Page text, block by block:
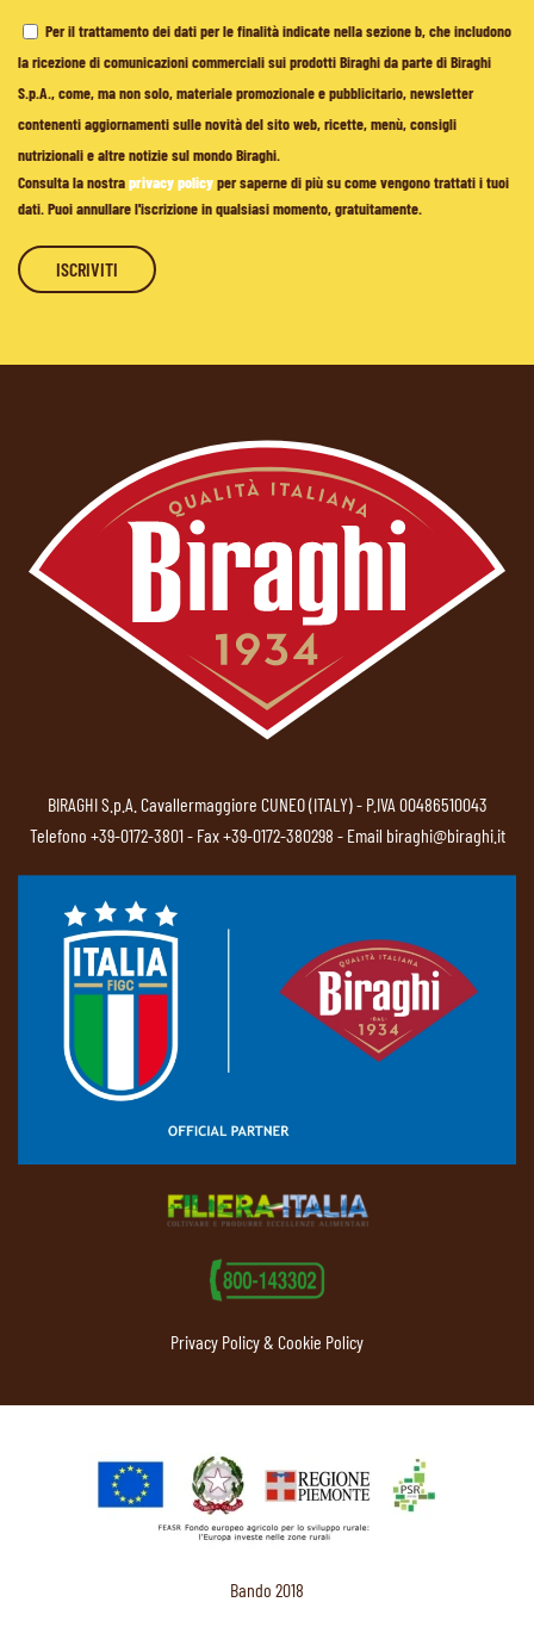
Per il trattamento dei dati per le finalità indicate nella sezione b, che includono
la ricezione di comunicazioni commerciali sui prodotti Biraghi da parte di Biraghi
S.p.A., come, ma non solo, materiale promozionale e pubblicitario, newsletter
contenenti aggiornamenti sulle novità del sito web, ricette, menù, consigli
nutrizionali e altre notizie sul mondo Biraghi.
Consulta la nostraprivacy policyper saperne di più su come vengono trattati i tuoi
dati. Puoi annullare l'iscrizione in qualsiasi momento, gratuitamente.
BIRAGHI S.p.A. Cavallermaggiore CUNEO (ITALY) - P.IVA 00486510043
Telefono +39-0172-3801- Fax +39-0172-380298 - Email biraghi@biraghi.it
Privacy Policy & Cookie Policy
Bando 2018